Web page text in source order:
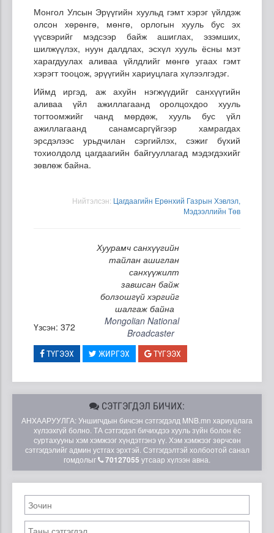
Монгол Улсын Эрүүгийн хуульд гэмт хэрэг үйлдэж
олсон хөрөнгө, мөнгө, орлогын хууль бус эх
үүсвэрийг мэдсээр байж ашиглах, эзэмших,
шилжүүлэх, нуун далдлах, эсхүл хууль ёсны мэт
харагдуулах аливаа үйлдлийг мөнгө угаах гэмт
хэрэгт тооцож, эрүүгийн хариуцлага хүлээлгэдэг.
Иймд иргэд, аж ахуйн нэгжүүдийг санхүүгийн
аливаа үйл ажиллагаанд оролцохдоо хууль
тогтоомжийг чанд мөрдөж, хууль бус үйл
ажиллагаанд санамсаргүйгээр хамрагдах
эрсдэлээс урьдчилан сэргийлэх, сэжиг бүхий
тохиолдолд цагдаагийн байгууллагад мэдэгдэхийг
зөвлөж байна.
Нийтэлсэн: Цагдаагийн Ерөнхий Газрын Хэвлэл,
Мэдээллийн Төв
Хуурамч санхүүгийн
тайлан ашиглан
санхүүжилт
завшсан байж
болзошгүй хэргийг
шалгаж байна
Үзсэн: 372
Mongolian National
Broadcaster
ТҮГЭЭХ ЖИРГЭХ ТҮГЭЭХ
СЭТГЭГДЭЛ БИЧИХ:
АНХААРУУЛГА: Уншигчдын бичсэн сэтгэгдэлд MNB.mn хариуцлага
хүлээхгүй болно. ТА сэтгэгдэл бичихдээ хууль зүйн болон ёс
суртахууны хэм хэмжээг хүндэтгэнэ үү. Хэм хэмжээг зөрчсөн
сэтгэгдэлийг админ устгах эрхтэй. Сэтгэгдэлтэй холбоотой санал
гомдолыг
70127055 утсаар хүлээн авна.